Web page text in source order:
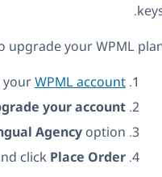
upgrade your WPML
yourWPML account
your account
Agencyoption.
click Place Order